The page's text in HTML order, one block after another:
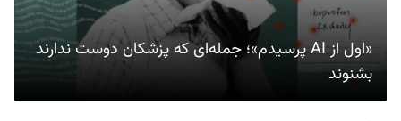
«اول از AI پرسیدم»؛ جمله‌ای که پزشکان دوست ندارند
بشنوند